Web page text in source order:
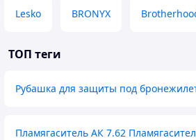
Lesko BRONYX
ТОП теги
Рубашка для защиты под
Пламягаситель АК 7.62